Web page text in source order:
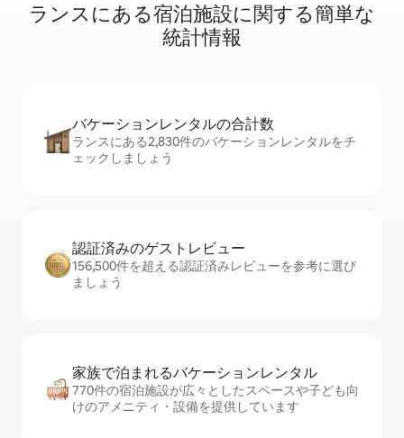
ランスに⁠あ⁠る宿⁠泊⁠施⁠設⁠に関⁠す⁠る簡⁠単⁠な
統⁠計⁠情⁠報
バケーションレ⁠ン⁠タ⁠ル⁠の合⁠計⁠数
ランスにある2,830件のバケーションレンタルをチ
ェックしましょう
認証済みのゲ⁠ス⁠ト⁠レ⁠ビ⁠ュ⁠ー
156,500件を超える認証済みレビューを参考に選び
ましょう
家族で泊まれるバ⁠ケ⁠ー⁠シ⁠ョ⁠ンレ⁠ン⁠タ⁠ル
770件の宿泊施設が広々としたスペースや子ども向
けのアメニティ・設備を提供しています